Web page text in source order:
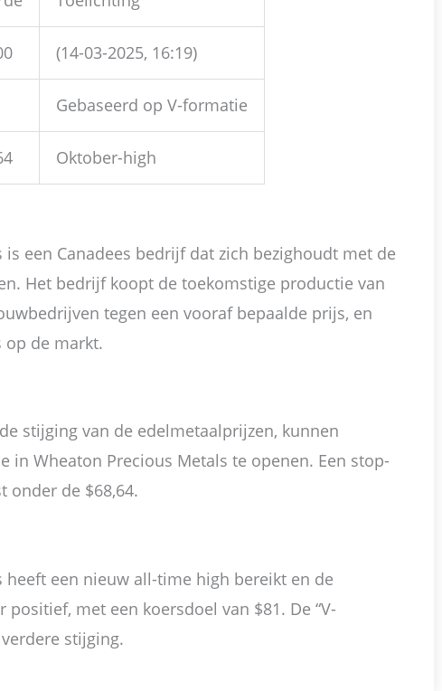
(14-03-2025, 16:19)
Gebaseerd op V-formatie
Oktober-high
een Canadees bedrijf dat zich bezighoudt met de
Het bedrijf koopt de toekomstige productie van
tegen een vooraf bepaalde prijs, en
op de markt.
stijging van de edelmetaalprijzen, kunnen
in Wheaton Precious Metals te openen. Een stop-
onder de $68,64.
heeft een nieuw all-time high bereikt en de
positief, met een koersdoel van $81. De “V-
stijging.